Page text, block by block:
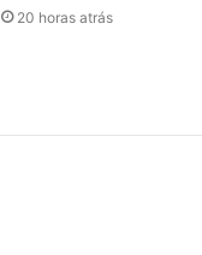
20 horas atrás